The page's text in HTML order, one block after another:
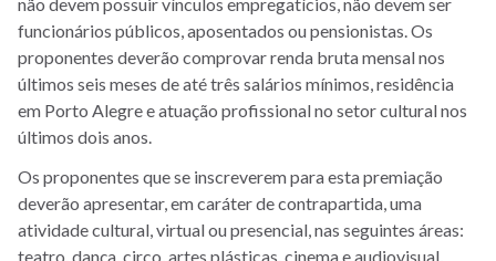
não devem possuir vínculos empregatícios, não devem ser
funcionários públicos, aposentados ou pensionistas. Os
proponentes deverão comprovar renda bruta mensal nos
últimos seis meses de até três salários mínimos, residência
em Porto Alegre e atuação profissional no setor cultural nos
últimos dois anos.
Os proponentes que se inscreverem para esta premiação
deverão apresentar, em caráter de contrapartida, uma
atividade cultural, virtual ou presencial, nas seguintes áreas:
teatro, dança, circo, artes plásticas, cinema e audiovisual,